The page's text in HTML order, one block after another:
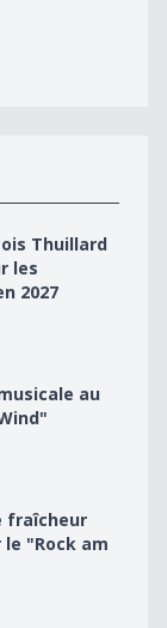
élections en
Thuillard
les
2027
Wind&quot;
au
am
fraîcheur
"Rock am